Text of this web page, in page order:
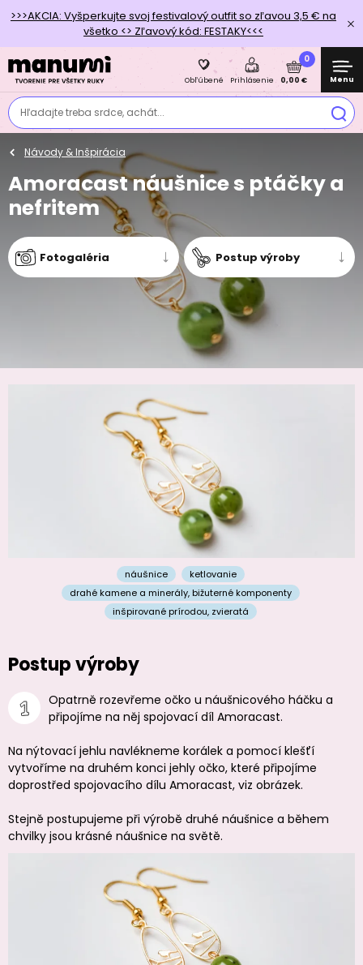
>>>AKCIA: Vyšperkujte svoj festivalový outfit so zľavou 3,5 € na
všetko <> Zľavový kód: FESTAKY<<<
Hľadajte treba srdce, achát...
Obľúbené Prihlásenie
0
0,00 € Menu
Návody & Inšpirácia
Amoracast náušnice s ptáčky a
nefritem
Fotogaléria Postup výroby
náušnice
ketlovanie
drahé kamene a minerály, bižuterné komponenty
inšpirované prírodou, zvieratá
Postup výroby
Opatrně rozevřeme očko u náušnicového háčku a
připojíme na něj spojovací díl Amoracast.
Na nýtovací jehlu navlékneme korálek a pomocí klešťí
vytvoříme na druhém konci jehly očko, které připojíme
doprostřed spojovacího dílu Amoracast, viz obrázek.
Stejně postupujeme při výrobě druhé náušnice a během
chvilky jsou krásné náušnice na světě.